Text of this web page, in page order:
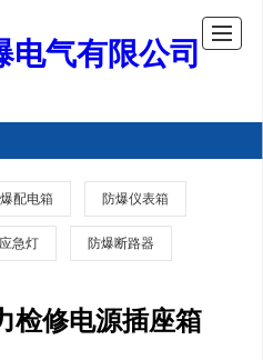
电气有限公司
配电箱 防爆仪表箱
急灯 防爆断路器
检修电源插座箱